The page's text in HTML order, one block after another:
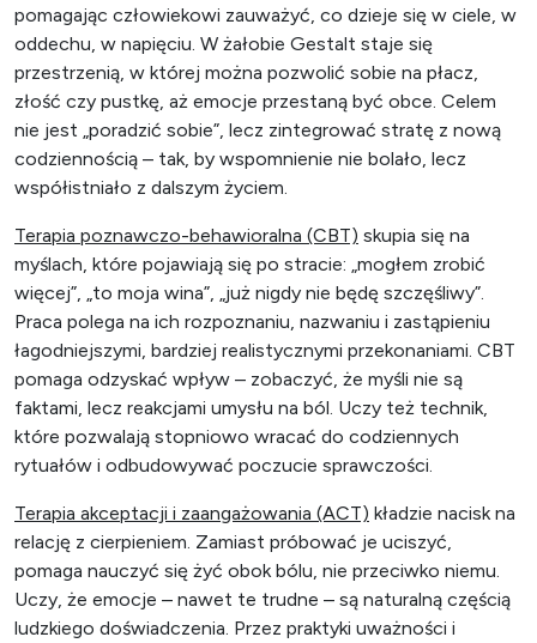
pomagając człowiekowi zauważyć, co dzieje się w ciele, w
oddechu, w napięciu. W żałobie Gestalt staje się
przestrzenią, w której można pozwolić sobie na płacz,
złość czy pustkę, aż emocje przestaną być obce. Celem
nie jest „poradzić sobie”, lecz zintegrować stratę z nową
codziennością – tak, by wspomnienie nie bolało, lecz
współistniało z dalszym życiem.
Terapia poznawczo-behawioralna (CBT) skupia się na
myślach, które pojawiają się po stracie: „mogłem zrobić
więcej”, „to moja wina”, „już nigdy nie będę szczęśliwy”.
Praca polega na ich rozpoznaniu, nazwaniu i zastąpieniu
łagodniejszymi, bardziej realistycznymi przekonaniami. CBT
pomaga odzyskać wpływ – zobaczyć, że myśli nie są
faktami, lecz reakcjami umysłu na ból. Uczy też technik,
które pozwalają stopniowo wracać do codziennych
rytuałów i odbudowywać poczucie sprawczości.
Terapia akceptacji i zaangażowania (ACT) kładzie nacisk na
relację z cierpieniem. Zamiast próbować je uciszyć,
pomaga nauczyć się żyć obok bólu, nie przeciwko niemu.
Uczy, że emocje – nawet te trudne – są naturalną częścią
ludzkiego doświadczenia. Przez praktyki uważności i